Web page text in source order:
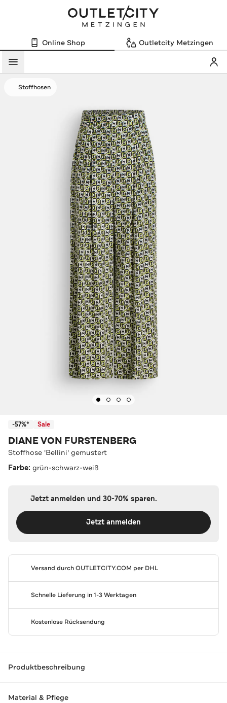
Online Shop Outletcity Metzingen
Menü
Stoffhosen
-57%* Sale
DIANE VON FURSTENBERG
Stoffhose 'Bellini' gemustert
Farbe: grün-schwarz-weiß
Jetzt anmelden und 30-70% sparen.
Jetzt anmelden
Versand durchOUTLETCITY.COM per DHL
Schnelle Lieferung in 1-3 Werktagen
Kostenlose Rücksendung
Produktbeschreibung
Material & Pflege